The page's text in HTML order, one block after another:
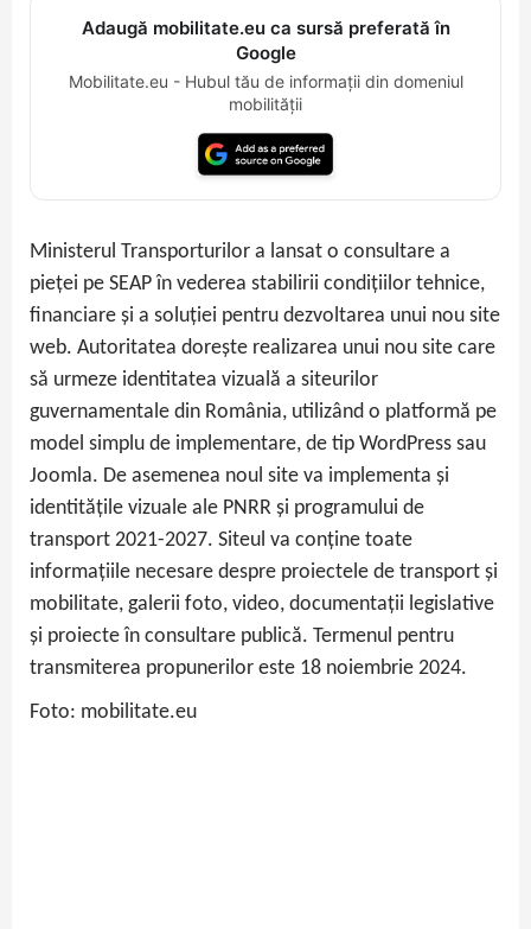
Adaugă mobilitate.eu ca sursă preferată în
Google
Mobilitate.eu - Hubul tău de informații din domeniul
mobilității
Ministerul Transporturilor a lansat o consultare a
pieței pe SEAP în vederea stabilirii condițiilor tehnice,
financiare și a soluției pentru dezvoltarea unui nou site
web. Autoritatea dorește realizarea unui nou site care
să urmeze identitatea vizuală a siteurilor
guvernamentale din România, utilizând o platformă pe
model simplu de implementare, de tip WordPress sau
Joomla. De asemenea noul site va implementa și
identitățile vizuale ale PNRR și programului de
transport 2021-2027. Siteul va conține toate
informațiile necesare despre proiectele de transport și
mobilitate, galerii foto, video, documentații legislative
și proiecte în consultare publică. Termenul pentru
transmiterea propunerilor este 18 noiembrie 2024.
Foto: mobilitate.eu